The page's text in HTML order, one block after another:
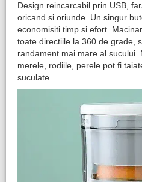
Design reincarcabil prin USB,
oricand si oriunde. Un singur
economisiti timp si efort.
toate directiile la 360 de grade,
randament mai mare al
merele, rodiile, perele pot fi
suculate.